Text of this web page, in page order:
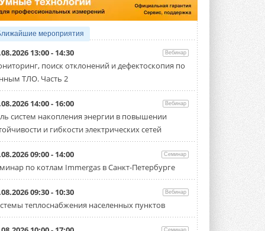
мероприятия
13:00 - 14:30 Вебинар
поиск отклонений и дефектоскопия по
ТЛО. Часть 2
14:00 - 16:00 Вебинар
систем накопления энергии в повышении
и гибкости электрических сетей
09:00 - 14:00 Семинар
по котлам Immergas в Санкт-Петербурге
09:30 - 10:30 Вебинар
теплоснабжения населенных пунктов
Семинар